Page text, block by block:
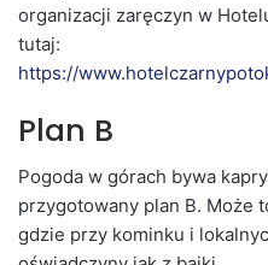
organizacji zaręczyn w
tutaj:
https://
Plan B
Pogoda w górach bywa
przygotowany plan B. Może
gdzie przy kominku i